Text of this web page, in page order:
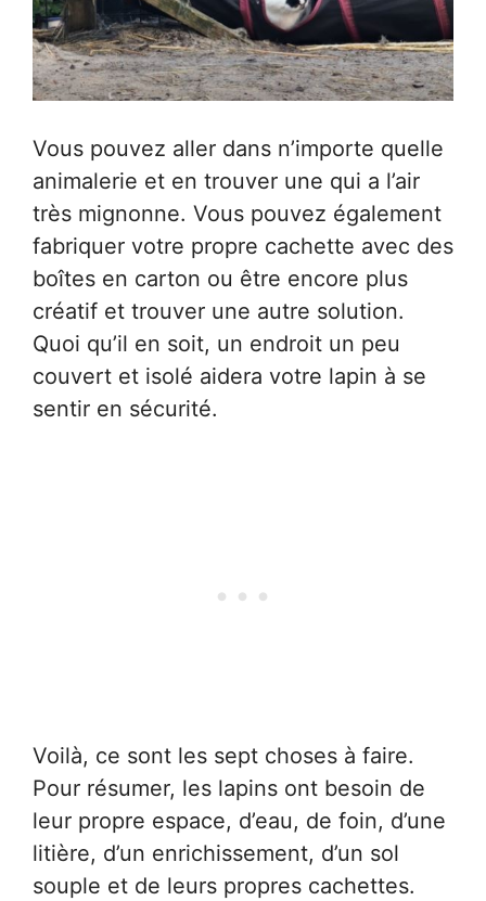
Vous pouvez aller dans n’importe quelle
animalerie et en trouver une qui a l’air
très mignonne. Vous pouvez également
fabriquer votre propre cachette avec des
boîtes en carton ou être encore plus
créatif et trouver une autre solution.
Quoi qu’il en soit, un endroit un peu
couvert et isolé aidera votre lapin à se
sentir en sécurité.
Voilà, ce sont les sept choses à faire.
Pour résumer, les lapins ont besoin de
leur propre espace, d’eau, de foin, d’une
litière, d’un enrichissement, d’un sol
souple et de leurs propres cachettes.